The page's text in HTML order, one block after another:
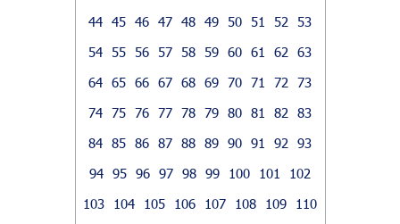
44 45 46 47 48 49 50 51 52
53
54 55 56 57 58 59 60 61 62
63
64 65 66 67 68 69 70 71 72
73
74 75 76 77 78 79 80 81 82
83
84 85 86 87 88 89 90 91 92
93
94 95 96 97 98 99 100 101
102
103
104 105 106 107 108 109
110